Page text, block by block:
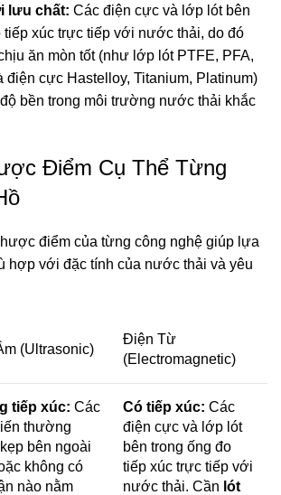
lưu chất: Các điện cực và lớp lót bên
tiếp xúc trực tiếp với nước thải, do đó
ăn mòn tốt (như lớp lót PTFE, PFA,
điện cực Hastelloy, Titanium, Platinum)
bền trong môi trường nước thải khắc
Điểm Cụ Thể Từng
điểm của từng công nghệ giúp lựa
hợp với đặc tính của nước thải và yêu
(Ultrasonic)
Điện Từ
(Electromagnetic)
tiếp xúc: Các
thường
bên ngoài
không có
nào nằm
Có tiếp xúc: Các
điện cực và lớp lót
bên trong ống đo
tiếp xúc trực tiếp với
nước thải. Cần lót